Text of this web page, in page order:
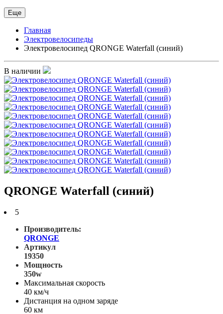
Еще
Главная
Электровелосипеды
Электровелосипед QRONGE Waterfall (синий)
В наличии
QRONGE Waterfall (синий)
5
Производитель:
QRONGE
Артикул
19350
Мощность
350w
Максимальная скорость
40 км/ч
Дистанция на одном заряде
60 км